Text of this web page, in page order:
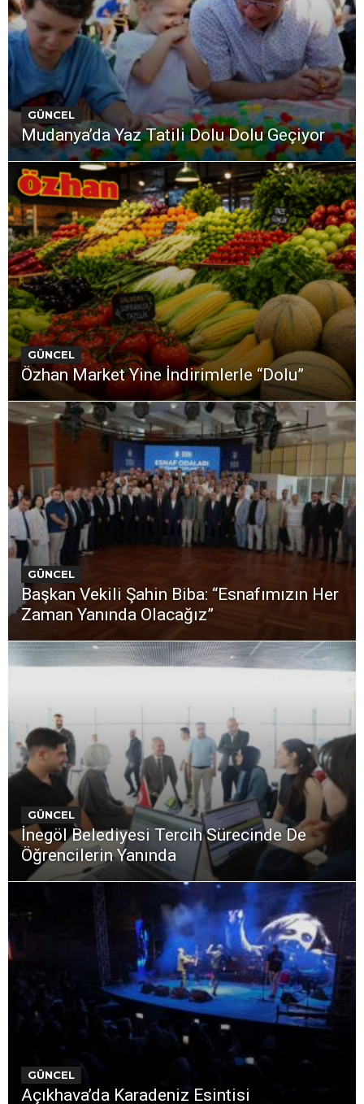
GÜNCEL
Mudanya’da Yaz Tatili Dolu Dolu Geçiyor
GÜNCEL
Özhan Market Yine İndirimlerle “Dolu”
GÜNCEL
Başkan Vekili Şahin Biba: “Esnafımızın Her
Zaman Yanında Olacağız”
GÜNCEL
İnegöl Belediyesi Tercih Sürecinde De
Öğrencilerin Yanında
GÜNCEL
Açıkhava’da Karadeniz Esintisi